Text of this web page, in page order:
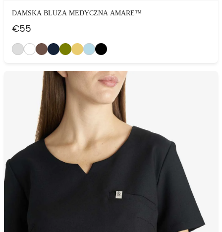
DAMSKA BLUZA MEDYCZNA AMARE™
€55